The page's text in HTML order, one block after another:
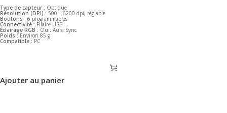
Type de capteur : Optique
Résolution (DPI) : 500 – 6200 dpi, réglable
Boutons : 6 programmables
Connectivité : Filaire USB
Éclairage RGB : Oui, Aura Sync
Poids :Environ 85 g
Compatible : PC
Ajouter au panier